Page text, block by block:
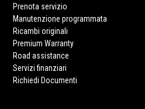
Prenota servizio
Manutenzione programmata
Ricambi originali
Premium Warranty
Road assistance
Servizi finanziari
Richiedi Documenti